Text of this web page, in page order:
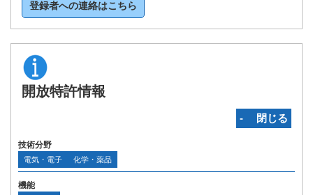
登録者への連絡はこちら
開放特許情報
‐ 閉じる
技術分野
電気・電子 化学・薬品
機能